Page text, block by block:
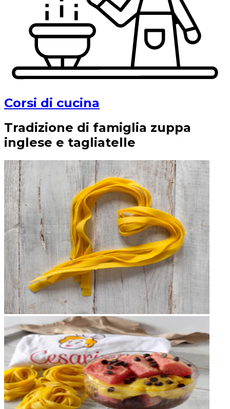
Corsi di cucina
Tradizione di famiglia zuppa
inglese e tagliatelle